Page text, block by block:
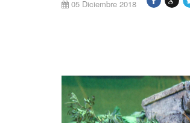
05 Diciembre 2018